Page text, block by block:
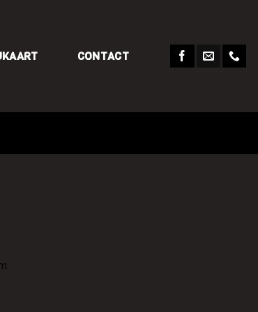
CONTACT